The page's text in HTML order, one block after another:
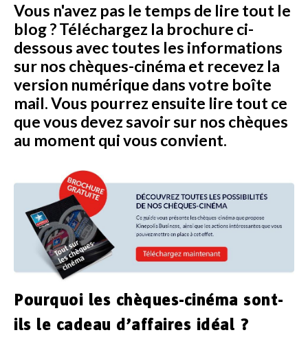
Vous n'avez pas le temps de lire tout le
blog ? Téléchargez la brochure ci-
dessous avec toutes les informations
sur nos chèques-cinéma et recevez la
version numérique dans votre boîte
mail. Vous pourrez ensuite lire tout ce
que vous devez savoir sur nos chèques
au moment qui vous convient.
Pourquoi les chèques-cinéma sont-
ils le cadeau d’affaires idéal ?